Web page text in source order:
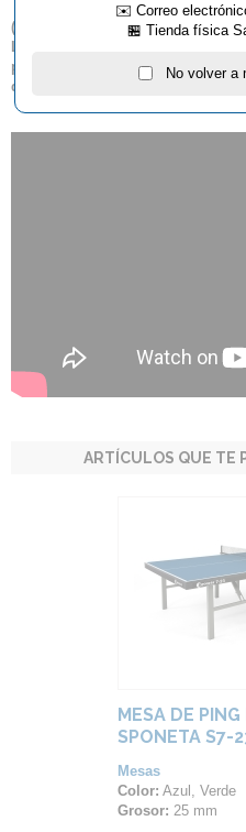
(
) Los envíos de este artículo a
Las Palmas, Santa Cruz de
presupuesto previo para poder
definitivos.
ARTÍCULOS QUE TE
MESA DE PING
SPONETA S7-
Mesas
Color: Azul, Verde
Grosor: 25 mm
✉️ Correo
🏪 Tienda física
No volver a